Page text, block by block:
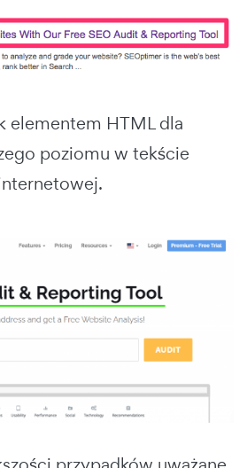
elementem HTML dla
poziomu w tekście